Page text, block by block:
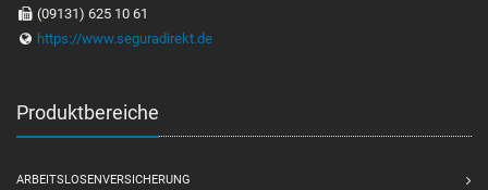
(09131) 625 10 61
https://www.seguradirekt.de
Produktbereiche
ARBEITSLOSENVERSICHERUNG